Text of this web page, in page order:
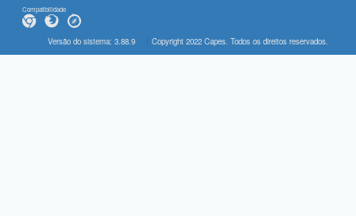
Compatibilidade
Versão do sistema: 3.88.9 Copyright 2022 Capes. Todos os direitos reservados.